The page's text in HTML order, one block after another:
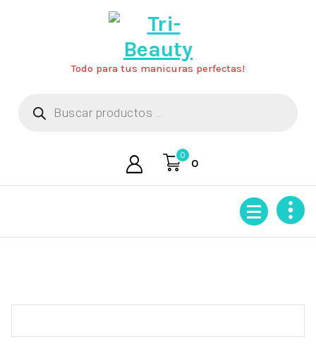
Todo para tus manicuras perfectas!
productos
0
0